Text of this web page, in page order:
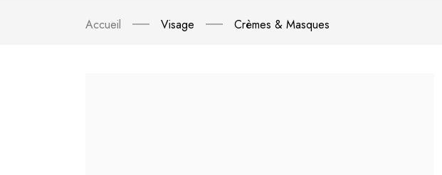
Accueil Visage Crèmes & Masques